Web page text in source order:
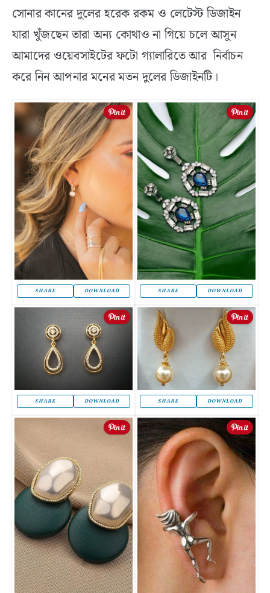
সোনার কানের দুলের হরেক রকম ও লেটেস্ট ডিজাইন
যারা খুঁজছেন তারা অন্য কোথাও না গিয়ে চলে আসুন
আমাদের ওয়েবসাইটের ফটো গ্যালারিতে আর নির্বাচন
করে নিন আপনার মনের মতন দুলের ডিজাইনটি।
SHARE DOWNLOAD SHARE DOWNLOAD
SHARE DOWNLOAD SHARE DOWNLOAD